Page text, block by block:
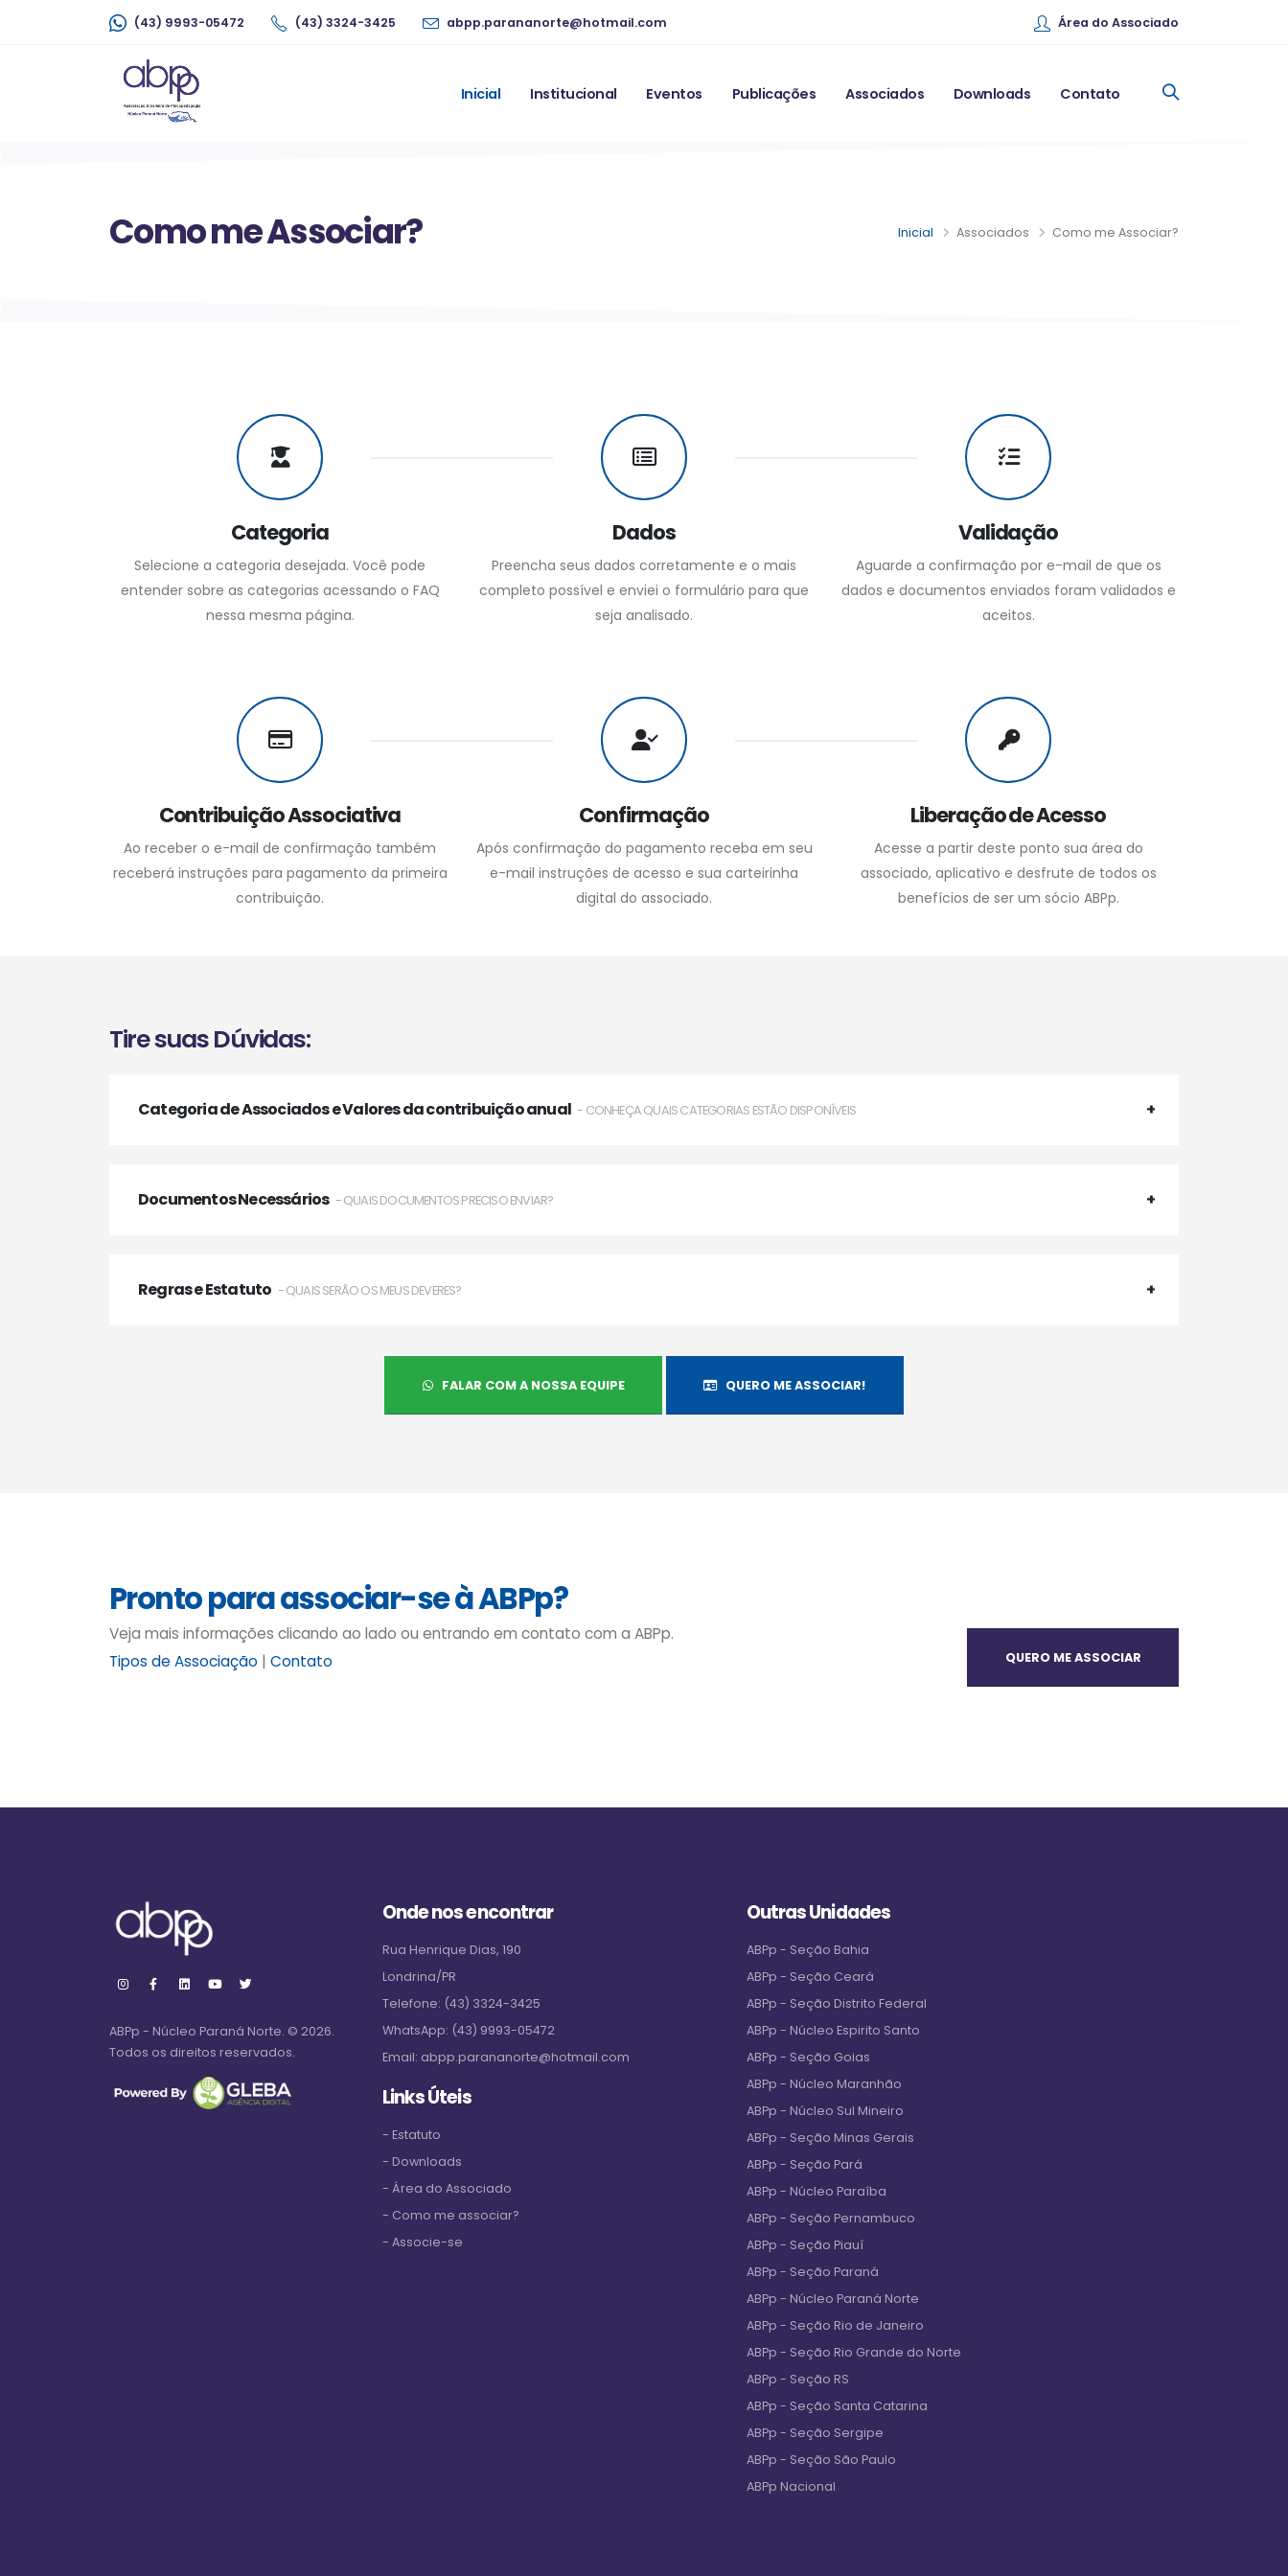
(43) 9993-05472 (43) 3324-3425 abpp.parananorte@hotmail.com Área do Associado
Inicial Institucional Eventos Publicações Associados Downloads Contato
Como me Associar? Inicial Associados Como me Associar?
Categoria
Selecione a categoria desejada. Você pode
entender sobre as categorias acessando o FAQ
nessa mesma página.
Dados
Preencha seus dados corretamente e o mais
completo possível e enviei o formulário para que
seja analisado.
Validação
Aguarde a confirmação por e-mail de que os
dados e documentos enviados foram validados e
aceitos.
Contribuição Associativa
Ao receber o e-mail de confirmação também
receberá instruções para pagamento da primeira
contribuição.
Confirmação
Após confirmação do pagamento receba em seu
e-mail instruções de acesso e sua carteirinha
digital do associado.
Liberação de Acesso
Acesse a partir deste ponto sua área do
associado, aplicativo e desfrute de todos os
benefícios de ser um sócio ABPp.
Tire suas Dúvidas:
Categoria de Associados e Valores da contribuição anual - CONHEÇA QUAIS CATEGORIAS ESTÃO DISPONÍVEIS
Documentos Necessários - QUAIS DOCUMENTOS PRECISO ENVIAR?
Regras e Estatuto - QUAIS SERÃO OS MEUS DEVERES?
FALAR COM A NOSSA EQUIPE QUERO ME ASSOCIAR!
Pronto para associar-se à ABPp?
Veja mais informações clicando ao lado ou entrando em contato com a ABPp.
Tipos de Associação | Contato QUERO ME ASSOCIAR
ABPp - Núcleo Paraná Norte. © 2026.
Todos os direitos reservados.
Onde nos encontrar
Rua Henrique Dias, 190
Londrina/PR
Telefone: (43) 3324-3425
WhatsApp: (43) 9993-05472
Email: abpp.parananorte@hotmail.com
Links Úteis
- Estatuto
- Downloads
- Área do Associado
- Como me associar?
- Associe-se
Outras Unidades
ABPp - Seção Bahia
ABPp - Seção Ceará
ABPp - Seção Distrito Federal
ABPp - Núcleo Espirito Santo
ABPp - Seção Goias
ABPp - Núcleo Maranhão
ABPp - Núcleo Sul Mineiro
ABPp - Seção Minas Gerais
ABPp - Seção Pará
ABPp - Núcleo Paraíba
ABPp - Seção Pernambuco
ABPp - Seção Piauí
ABPp - Seção Paraná
ABPp - Núcleo Paraná Norte
ABPp - Seção Rio de Janeiro
ABPp - Seção Rio Grande do Norte
ABPp - Seção RS
ABPp - Seção Santa Catarina
ABPp - Seção Sergipe
ABPp - Seção São Paulo
ABPp Nacional